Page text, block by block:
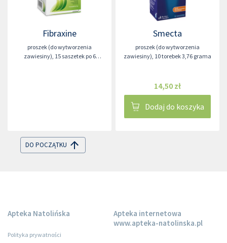
Fibraxine
proszek (do wytworzenia
zawiesiny), 15 saszetek po 6
Smecta
proszek (do wytworzenia
zawiesiny), 10 torebek 3,76 grama
14,50 zł
Dodaj do koszyka
DO POCZĄTKU
Apteka Natolińska
Polityka prywatności
Apteka internetowa
www.apteka-natolinska.pl